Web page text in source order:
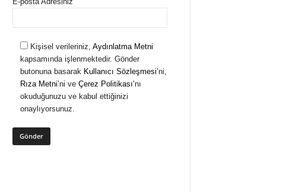
Kişisel verileriniz, Aydınlatma Metni
kapsamında işlenmektedir. Gönder
butonuna basarak Kullanıcı Sözleşmesi’ni,
Rıza Metni’ni ve Çerez Politikası’nı
okuduğunuzu ve kabul ettiğinizi
onaylıyorsunuz.